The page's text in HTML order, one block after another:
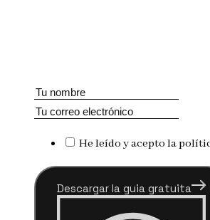
He leído y acepto la
Descargar la guia gratuita